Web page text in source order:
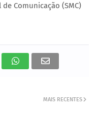
Comunicação (SMC)
MAIS RECENTES